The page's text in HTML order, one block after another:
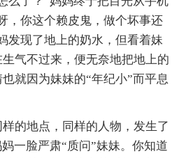
，你这个赖皮鬼，做个坏事还
发现了地上的奶水，但看着妹
气不过来，便无奈地把地上的
就因为妹妹的“年纪小”而平息
的地点，同样的人物，发生了
一脸严肃“质问”妹妹。你知道